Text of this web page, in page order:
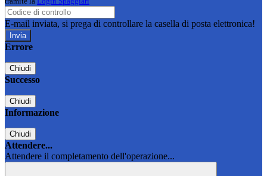
E-mail inviata, si prega di controllare la casella di posta elettronica!
Errore
Chiudi
Successo
Chiudi
Informazione
Chiudi
Attendere...
Attendere il completamento dell'operazione...